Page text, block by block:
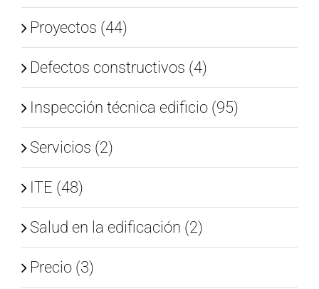
Proyectos (44)
Defectos constructivos (4)
Inspección técnica edificio (95)
Servicios (2)
ITE (48)
Salud en la edificación (2)
Precio (3)